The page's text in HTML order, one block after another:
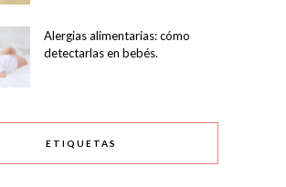
Alergias alimentarias: cómo
detectarlas en bebés.
ETIQUETAS